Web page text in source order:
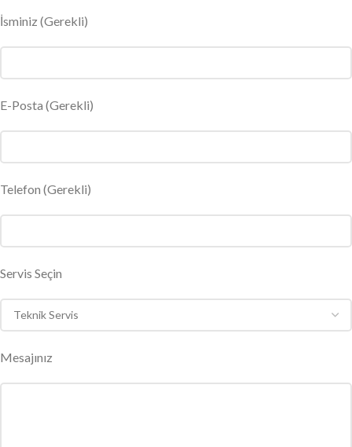
İsminiz (Gerekli)
E-Posta (Gerekli)
Telefon (Gerekli)
Servis Seçin
Mesajınız